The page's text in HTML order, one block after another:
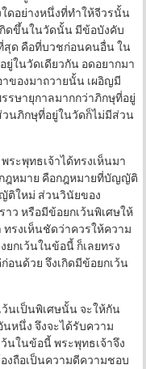
ดอย่างหนึ่งที่ทำให้จีวรนั้น
กิดขึ้นในวัดนั้น มีข้อบังคับ
สุด คือที่บวชก่อนคนอื่น ใน
ยู่ในวัดเดียวกัน อดอยากมา
ของมาถวายนั้น เผอิญมี
รษายุกาลมากกว่าภิกษุที่อยู่
นภิกษุที่อยู่ในวัดก็ไม่มีส่วน
ระพุทธเจ้าได้ทรงเห็นมา
ฎหมาย คือกฎหมายที่บัญญัติ
ติใหม่ ส่วนวินัยของ
าว หรือมีข้อยกเว้นพิเศษให้
ทรงเห็นชัดว่าควรให้ความ
ยกเว้นในข้อนี้ ก็เลยทรง
อนด้วย จึงเกิดมีข้อยกเว้น
นเป็นพิเศษนั้น จะให้กัน
หนึ่ง จึงจะได้รับความ
นในข้อนี้ พระพุทธเจ้าจึง
ถือเป็นความดีความชอบ